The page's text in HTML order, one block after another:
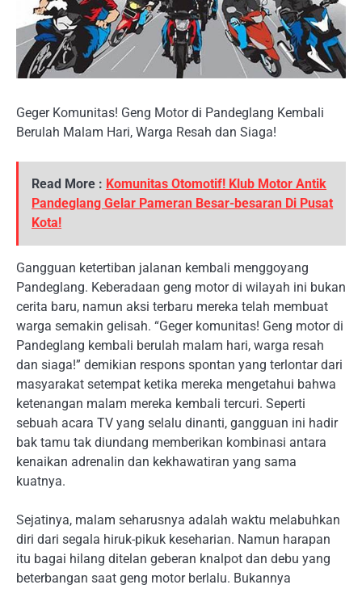
Geger Komunitas! Geng Motor di Pandeglang Kembali
Berulah Malam Hari, Warga Resah dan Siaga!
Read More : Komunitas Otomotif! Klub Motor Antik
Pandeglang Gelar Pameran Besar-besaran Di Pusat
Kota!
Gangguan ketertiban jalanan kembali menggoyang
Pandeglang. Keberadaan geng motor di wilayah ini bukan
cerita baru, namun aksi terbaru mereka telah membuat
warga semakin gelisah. “Geger komunitas! Geng motor di
Pandeglang kembali berulah malam hari, warga resah
dan siaga!” demikian respons spontan yang terlontar dari
masyarakat setempat ketika mereka mengetahui bahwa
ketenangan malam mereka kembali tercuri. Seperti
sebuah acara TV yang selalu dinanti, gangguan ini hadir
bak tamu tak diundang memberikan kombinasi antara
kenaikan adrenalin dan kekhawatiran yang sama
kuatnya.
Sejatinya, malam seharusnya adalah waktu melabuhkan
diri dari segala hiruk-pikuk keseharian. Namun harapan
itu bagai hilang ditelan geberan knalpot dan debu yang
beterbangan saat geng motor berlalu. Bukannya